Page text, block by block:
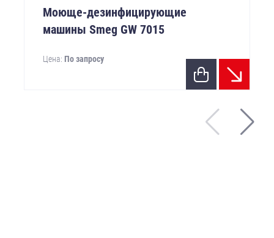
Моюще-дезинфицирующие
машины Smeg GW 7015
Цена: По запросу